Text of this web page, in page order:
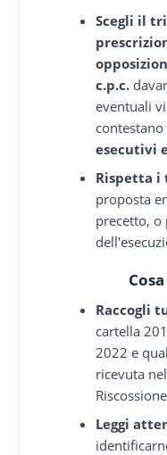
Scegli il
c.p.c.
eventuali
esecutivi
Rispetta i
proposta
precetto,
Raccogli
cartella
2022 e
ricevuta
Riscossione
Leggi